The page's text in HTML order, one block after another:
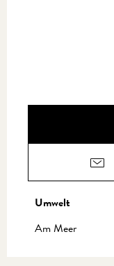
Umwelt
Umwelt
Am Meer